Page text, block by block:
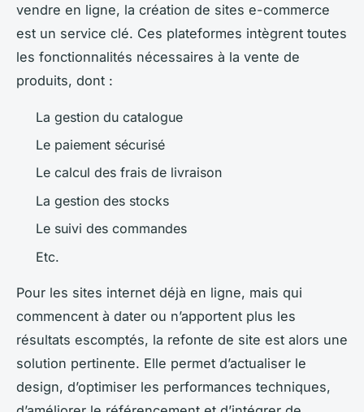
vendre en ligne, la création de sites e-commerce
est un service clé. Ces plateformes intègrent toutes
les fonctionnalités nécessaires à la vente de
produits, dont :
La gestion du catalogue
Le paiement sécurisé
Le calcul des frais de livraison
La gestion des stocks
Le suivi des commandes
Etc.
Pour les sites internet déjà en ligne, mais qui
commencent à dater ou n’apportent plus les
résultats escomptés, la refonte de site est alors une
solution pertinente. Elle permet d’actualiser le
design, d’optimiser les performances techniques,